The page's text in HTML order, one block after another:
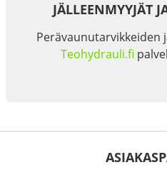
JÄLLEENMYYJÄT
Perävaunutarvikkeiden
Teohydrauli.fi